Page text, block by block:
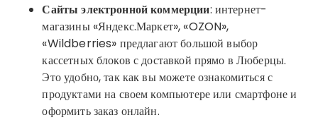
Сайты электронной коммерции: интернет-
магазины «Яндекс.Маркет», «OZON»,
«Wildberries» предлагают большой выбор
кассетных блоков с доставкой прямо в Люберцы.
Это удобно, так как вы можете ознакомиться с
продуктами на своем компьютере или смартфоне и
оформить заказ онлайн.